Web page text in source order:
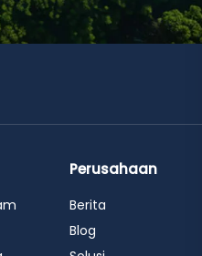
Perusahaan
Berita
Blog